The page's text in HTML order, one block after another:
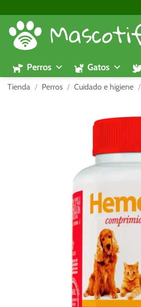
al
contenido
Perros Gatos
Tienda / Perros / Cuidado e higiene /